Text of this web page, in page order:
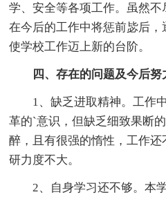
学、安全等各项工作。虽然不
在今后的工作中将惩前毖后，
使学校工作迈上新的台阶。
四、存在的问题及今后努
1、缺乏进取精神。工作中
革的`意识，但缺乏细致果断
醉，且有很强的惰性，工作
研力度不大。
2、自身学习还不够。本学